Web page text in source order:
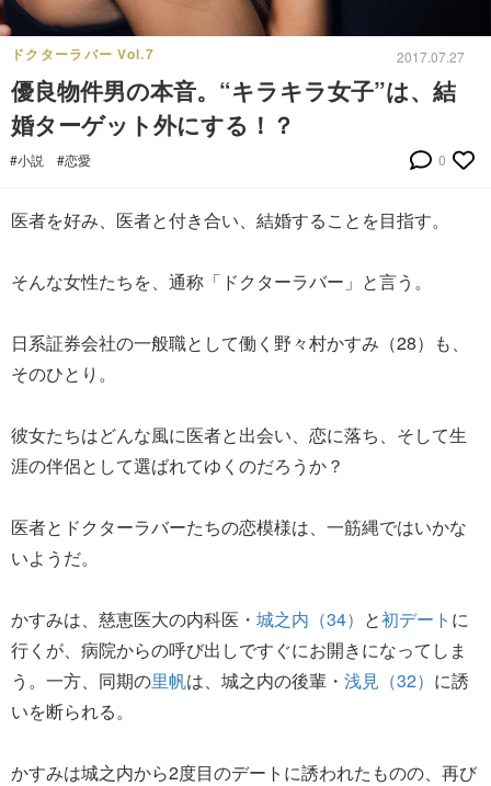
ドクターラバー Vol.7 2017.07.27
優良物件男の本音。“キラキラ女子”は、結
婚ターゲット外にする！？
#小説 #恋愛 0
医者を好み、医者と付き合い、結婚することを目指す。
そんな女性たちを、通称「ドクターラバー」と言う。
日系証券会社の一般職として働く野々村かすみ（28）も、
そのひとり。
彼女たちはどんな風に医者と出会い、恋に落ち、そして生
涯の伴侶として選ばれてゆくのだろうか？
医者とドクターラバーたちの恋模様は、一筋縄ではいかな
いようだ。
かすみは、慈恵医大の内科医・ 城之内（34） と初デート に
行くが、病院からの呼び出しですぐにお開きになってしま
う。一方、同期の里帆は、城之内の後輩・ 浅見（32） に誘
いを断られる。
かすみは城之内から2度目のデートに誘われたものの、再び